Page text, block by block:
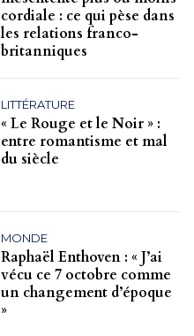
cordiale : ce qui pèse dans
les relations franco-
britanniques
LITTÉRATURE
« Le Rouge et le Noir » :
entre romantisme et mal
du siècle
MONDE
Raphaël Enthoven : « J’ai
vécu ce 7 octobre comme
un changement d’époque
»